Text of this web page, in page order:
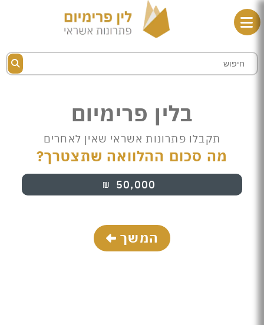
בלין פרימיום
תקבלו פתרונות אשראי שאין לאחרים
מה סכום ההלוואה שתצטרך?
50,000
₪
המשך